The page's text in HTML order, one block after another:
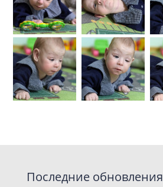
Последние обновления